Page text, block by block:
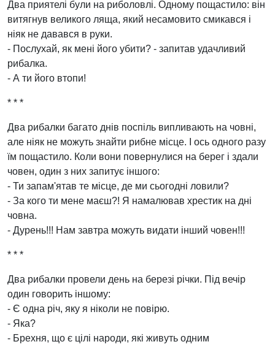
Два приятелі були на риболовлі. Одному пощастило: він
витягнув великого ляща, який несамовито смикався і
ніяк не давався в руки.
- Послухай, як мені його убити? - запитав удачливий
рибалка.
- А ти його втопи!
* * *
Два рибалки багато днів поспіль випливають на човні,
але ніяк не можуть знайти рибне місце. І ось одного разу
їм пощастило. Коли вони повернулися на берег і здали
човен, один з них запитує іншого:
- Ти запам'ятав те місце, де ми сьогодні ловили?
- За кого ти мене маєш?! Я намалював хрестик на дні
човна.
- Дурень!!! Нам завтра можуть видати інший човен!!!
* * *
Два рибалки провели день на березі річки. Під вечір
один говорить іншому:
- Є одна річ, яку я ніколи не повірю.
- Яка?
- Брехня, що є цілі народи, які живуть одним